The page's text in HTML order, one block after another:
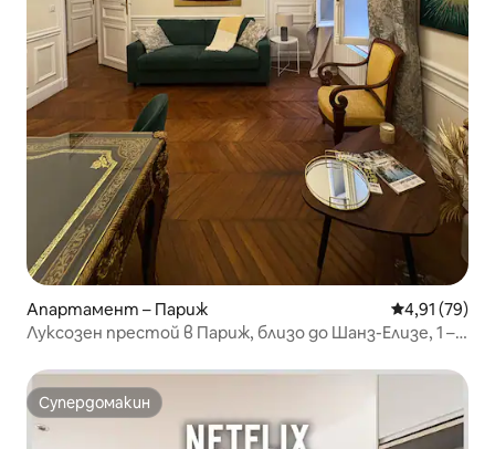
Апартамент – Париж Средна
4,91 (79)
Луксозен престой в Париж, близо до Шанз-Елизе, 1 –
Супердомакин
Супердомакин